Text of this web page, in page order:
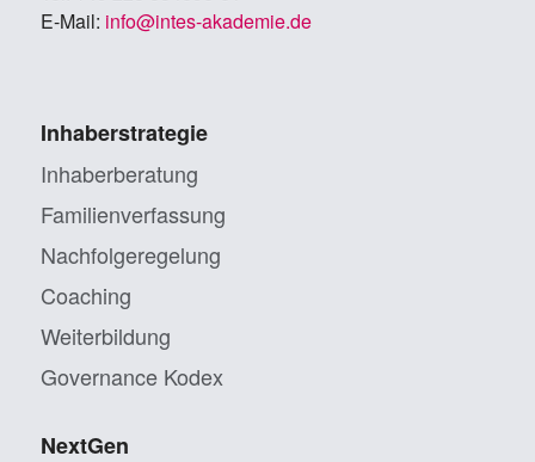
E-Mail: info@in­tes-aka­de­mie.de
Inhaberstrategie
Inhaberberatung
Familienverfassung
Nachfolgeregelung
Coaching
Weiterbildung
Governance Kodex
NextGen